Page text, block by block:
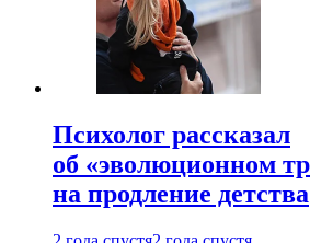
Психолог рассказал
об «эволюционном
на продление детства